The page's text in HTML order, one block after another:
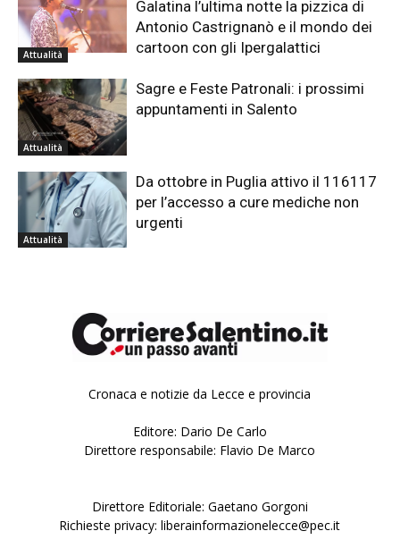
Attualità
Galatina l’ultima notte la pizzica di
Antonio Castrignanò e il mondo dei
cartoon con gli Ipergalattici
Attualità
Sagre e Feste Patronali: i prossimi
appuntamenti in Salento
Attualità
Da ottobre in Puglia attivo il 116117
per l’accesso a cure mediche non
urgenti
Cronaca e notizie da Lecce e provincia
Editore: Dario De Carlo
Direttore responsabile: Flavio De Marco
Direttore Editoriale: Gaetano Gorgoni
Richieste privacy: liberainformazionelecce@pec.it